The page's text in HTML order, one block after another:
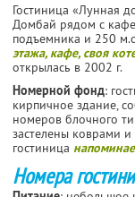
Гостиница «Лунная
Домбай рядом с
подъемника и 250
этажа, кафе, своя
открылась в 2002 г.
Номерной фонд:
кирпичное здание,
номеров блочного
застелены коврами
гостиница
Номера